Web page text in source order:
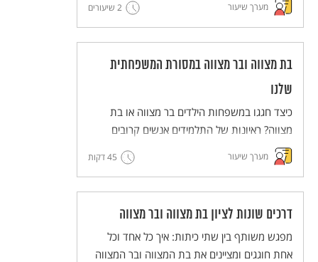
מסדרת מערכי השיעור המדגימים שיטות הוראה
חדשניות והמלוות יחידות ללימוד עצמי של
השיטות הללו (פלפ"ל - פעילות פדגוגית לימודית
למורים).
מערך שיעור 2 שיעורים
בת מצווה ובר מצווה במסורת המשפחתית
שלנו
כיצד חגגו במשפחות הילדים בר מצווה או בת
מצווה? ראיונות של התלמידים אנשים קרובים
אליהם יסייעו לנו להרחיב ולהכיר את הדרכים
השונות לציון החגיגה ואת הדמיון וההבדל בינם
מערך שיעור 45 דקות
דרכים שונות לציון בת מצווה ובר מצווה
מפגש משותף בין שתי כיתות: איך כל אחד וכל
אחת חוגגים ומציינים את בת המצווה ובר המצווה